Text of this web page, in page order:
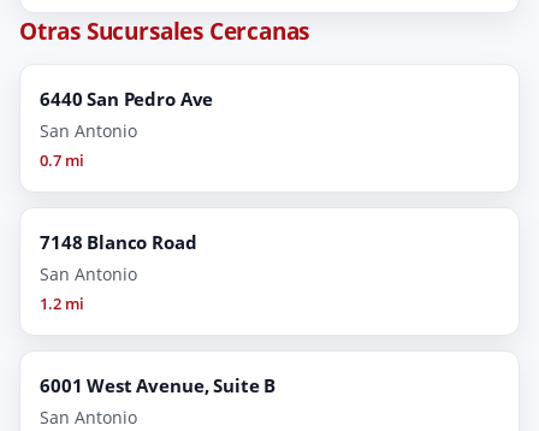
Otras Sucursales Cercanas
6440 San Pedro Ave
San Antonio
0.7 mi
7148 Blanco Road
San Antonio
1.2 mi
6001 West Avenue, Suite B
San Antonio